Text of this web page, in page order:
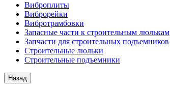
Виброплиты
Виброрейки
Вибротрамбовки
Запасные части к строительным люлькам
Запчасти для строительных подъемников
Строительные люльки
Строительные подъемники
Назад